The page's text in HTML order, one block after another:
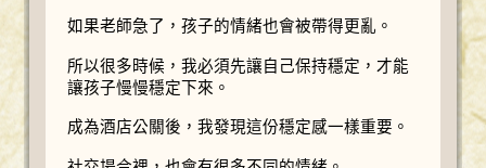
如果老師急了，孩子的情緒也會被帶得更亂。
所以很多時候，我必須先讓自己保持穩定，才能
讓孩子慢慢穩定下來。
成為酒店公關後，我發現這份穩定感一樣重要。